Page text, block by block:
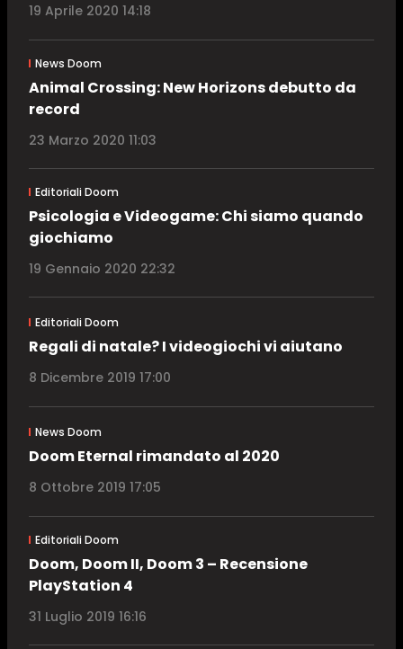
19 Aprile 2020 14:18
News Doom
Animal Crossing: New Horizons debutto da
record
23 Marzo 2020 11:03
Editoriali Doom
Psicologia e Videogame: Chi siamo quando
giochiamo
19 Gennaio 2020 22:32
Editoriali Doom
Regali di natale? I videogiochi vi aiutano
8 Dicembre 2019 17:00
News Doom
Doom Eternal rimandato al 2020
8 Ottobre 2019 17:05
Editoriali Doom
Doom, Doom II, Doom 3 – Recensione
PlayStation 4
31 Luglio 2019 16:16